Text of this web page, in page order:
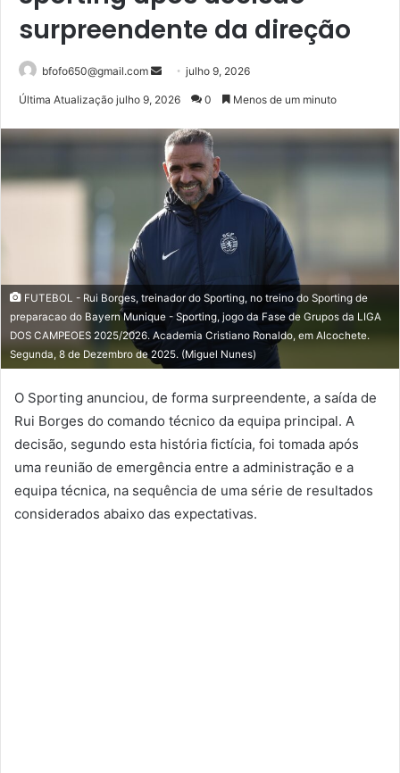
surpreendente da direção
bfofo650@gmail.com
Mande
mail
julho 9, 2026
Última Atualização julho 9, 2026 0 Menos de um minuto
FUTEBOL - Rui Borges, treinador do Sporting, no treino do Sporting de
preparacao do Bayern Munique - Sporting, jogo da Fase de Grupos da LIGA
DOS CAMPEOES 2025/2026. Academia Cristiano Ronaldo, em Alcochete.
Segunda, 8 de Dezembro de 2025. (Miguel Nunes)
O Sporting anunciou, de forma surpreendente, a saída de
Rui Borges do comando técnico da equipa principal. A
decisão, segundo esta história fictícia, foi tomada após
uma reunião de emergência entre a administração e a
equipa técnica, na sequência de uma série de resultados
considerados abaixo das expectativas.